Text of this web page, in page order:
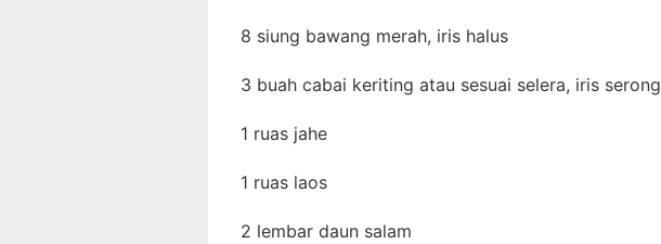
8 siung bawang merah, iris halus
3 buah cabai keriting atau sesuai selera, iris serong
1 ruas jahe
1 ruas laos
2 lembar daun salam